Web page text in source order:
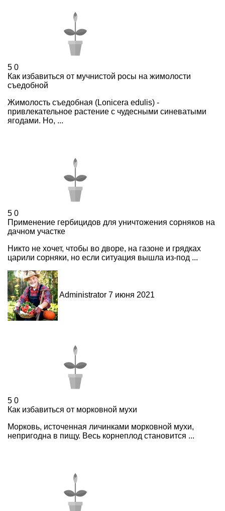
5 0
Как избавиться от мучнистой росы на жимолости
съедобной
Жимолость съедобная (Lonicera edulis) -
привлекательное растение с чудесными синеватыми
ягодами. Но, ...
5 0
Применение гербицидов для уничтожения сорняков на
дачном участке
Никто не хочет, чтобы во дворе, на газоне и грядках
царили сорняки, но если ситуация вышла из-под ...
Administrator 7 июня 2021
5 0
Как избавиться от морковной мухи
Морковь, источенная личинками морковной мухи,
непригодна в пищу. Весь корнеплод становится ...